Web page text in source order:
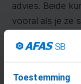
Toestemming
advies. Beide
vooral als je ze